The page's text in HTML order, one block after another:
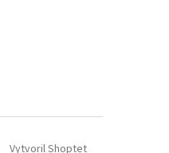
Vytvoril Shoptet